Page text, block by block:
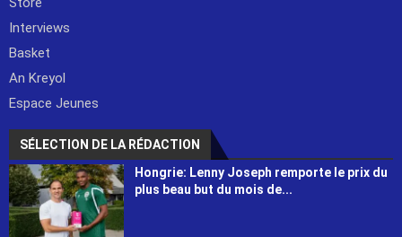
Interviews
Basket
An Kreyol
Espace Jeunes
SÉLECTION DE LA RÉDACTION
Hongrie: Lenny Joseph remporte le prix du
plus beau but du mois de...